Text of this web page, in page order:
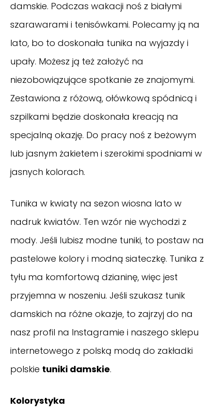
damskie. Podczas wakacji noś z białymi
szarawarami i tenisówkami. Polecamy ją na
lato, bo to doskonała tunika na wyjazdy i
upały. Możesz ją też założyć na
niezobowiązujące spotkanie ze znajomymi.
Zestawiona z różową, ołówkową spódnicą i
szpilkami będzie doskonała kreacją na
specjalną okazję. Do pracy noś z beżowym
lub jasnym żakietem i szerokimi spodniami w
jasnych kolorach.
Tunika w kwiaty na sezon wiosna lato w
nadruk kwiatów. Ten wzór nie wychodzi z
mody. Jeśli lubisz modne tuniki, to postaw na
pastelowe kolory i modną siateczkę. Tunika z
tyłu ma komfortową dzianinę, więc jest
przyjemna w noszeniu. Jeśli szukasz tunik
damskich na różne okazje, to zajrzyj do na
nasz profil na Instagramie i naszego sklepu
internetowego z polską modą do zakładki
polskie tuniki damskie.
Kolorystyka